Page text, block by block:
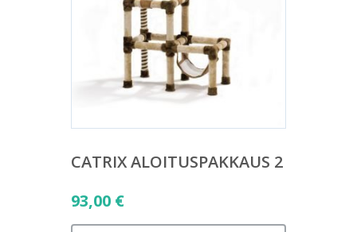
CATRIX ALOITUSPAKKAUS 2
93,00 €